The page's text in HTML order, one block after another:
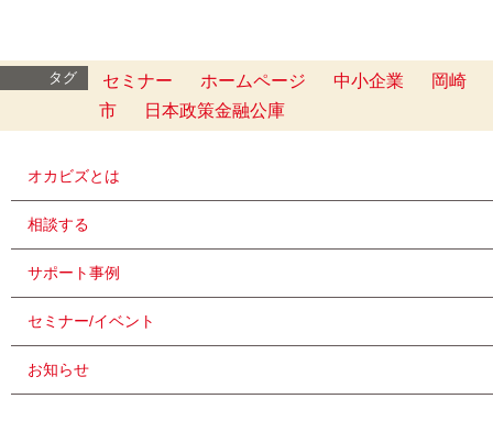
タグ セミナー ホームページ 中小企業
岡崎
市
日本政策金融公庫
オカビズとは
相談する
サポート事例
セミナー/イベント
お知らせ